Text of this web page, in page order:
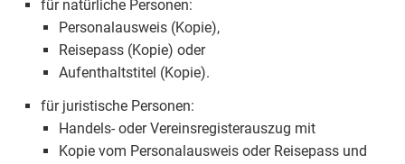
für natürliche Personen:
Personalausweis (Kopie),
Reisepass (Kopie) oder
Aufenthaltstitel (Kopie).
für juristische Personen:
Handels- oder Vereinsregisterauszug mit
Kopie vom Personalausweis oder Reisepass und